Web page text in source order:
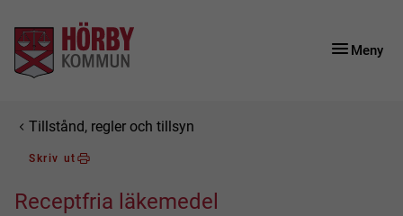
Gå till innehåll
Gå till huvudmeny
Gå till sidomeny
Meny
Du är här:
Tillstånd, regler och tillsyn
Skriv ut
Receptfria läkemedel